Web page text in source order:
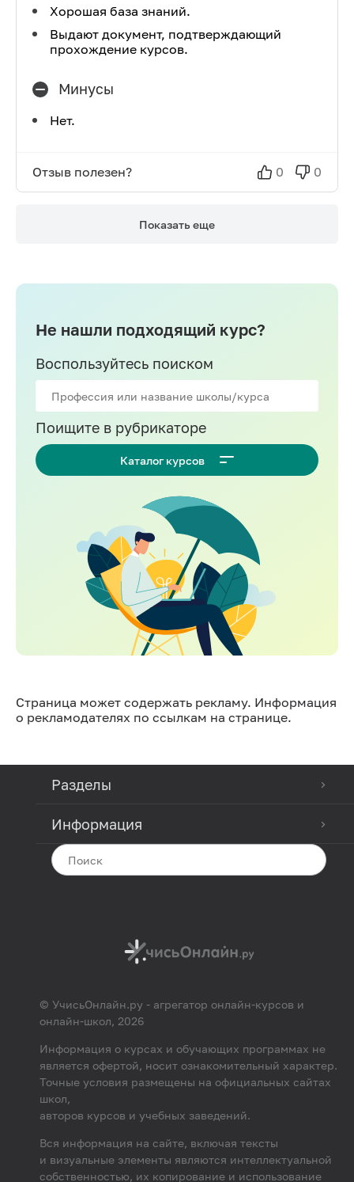
Хорошая база знаний.
Выдают документ, подтверждающий
прохождение курсов.
Минусы
Нет.
Отзыв полезен? 0 0
Показать еще
Не нашли подходящий курс?
Воспользуйтесь поиском
Поищите в рубрикаторе
Каталог курсов
Страница может содержать рекламу. Информация
о рекламодателях по ссылкам на странице.
Разделы
Информация
© УчисьОнлайн.ру - агрегатор онлайн-курсов и
онлайн-школ, 2026
Информация о курсах и обучающих программах не
является офертой, носит ознакомительный характер.
Точные условия размещены на официальных сайтах
школ,
авторов курсов и учебных заведений.
Вся информация на сайте, включая тексты
и визуальные элементы являются интеллектуальной
собственностью, их копирование и использование